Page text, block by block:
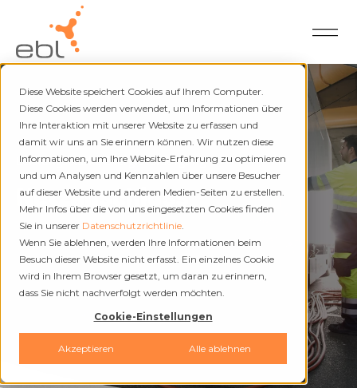
Diese Website speichert Cookies auf Ihrem Computer.
Diese Cookies werden verwendet, um Informationen über
Ihre Interaktion mit unserer Website zu erfassen und
damit wir uns an Sie erinnern können. Wir nutzen diese
Informationen, um Ihre Website-Erfahrung zu optimieren
und um Analysen und Kennzahlen über unsere Besucher
auf dieser Website und anderen Medien-Seiten zu erstellen.
Mehr Infos über die von uns eingesetzten Cookies finden
Sie in unserer Datenschutzrichtlinie.
Wenn Sie ablehnen, werden Ihre Informationen beim
Besuch dieser Website nicht erfasst. Ein einzelnes Cookie
wird in Ihrem Browser gesetzt, um daran zu erinnern,
dass Sie nicht nachverfolgt werden möchten.
Cookie-Einstellungen
Akzeptieren Alle ablehnen
Leistungsstarke Energieversorgung
Netzanschluss